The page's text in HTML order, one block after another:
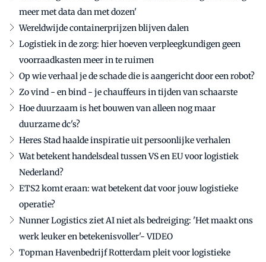
meer met data dan met dozen'
Wereldwijde containerprijzen blijven dalen
Logistiek in de zorg: hier hoeven verpleegkundigen geen
voorraadkasten meer in te ruimen
Op wie verhaal je de schade die is aangericht door een robot?
Zo vind - en bind - je chauffeurs in tijden van schaarste
Hoe duurzaam is het bouwen van alleen nog maar
duurzame dc's?
Heres Stad haalde inspiratie uit persoonlijke verhalen
Wat betekent handelsdeal tussen VS en EU voor logistiek
Nederland?
ETS2 komt eraan: wat betekent dat voor jouw logistieke
operatie?
Nunner Logistics ziet AI niet als bedreiging: 'Het maakt ons
werk leuker en betekenisvoller'- VIDEO
Topman Havenbedrijf Rotterdam pleit voor logistieke